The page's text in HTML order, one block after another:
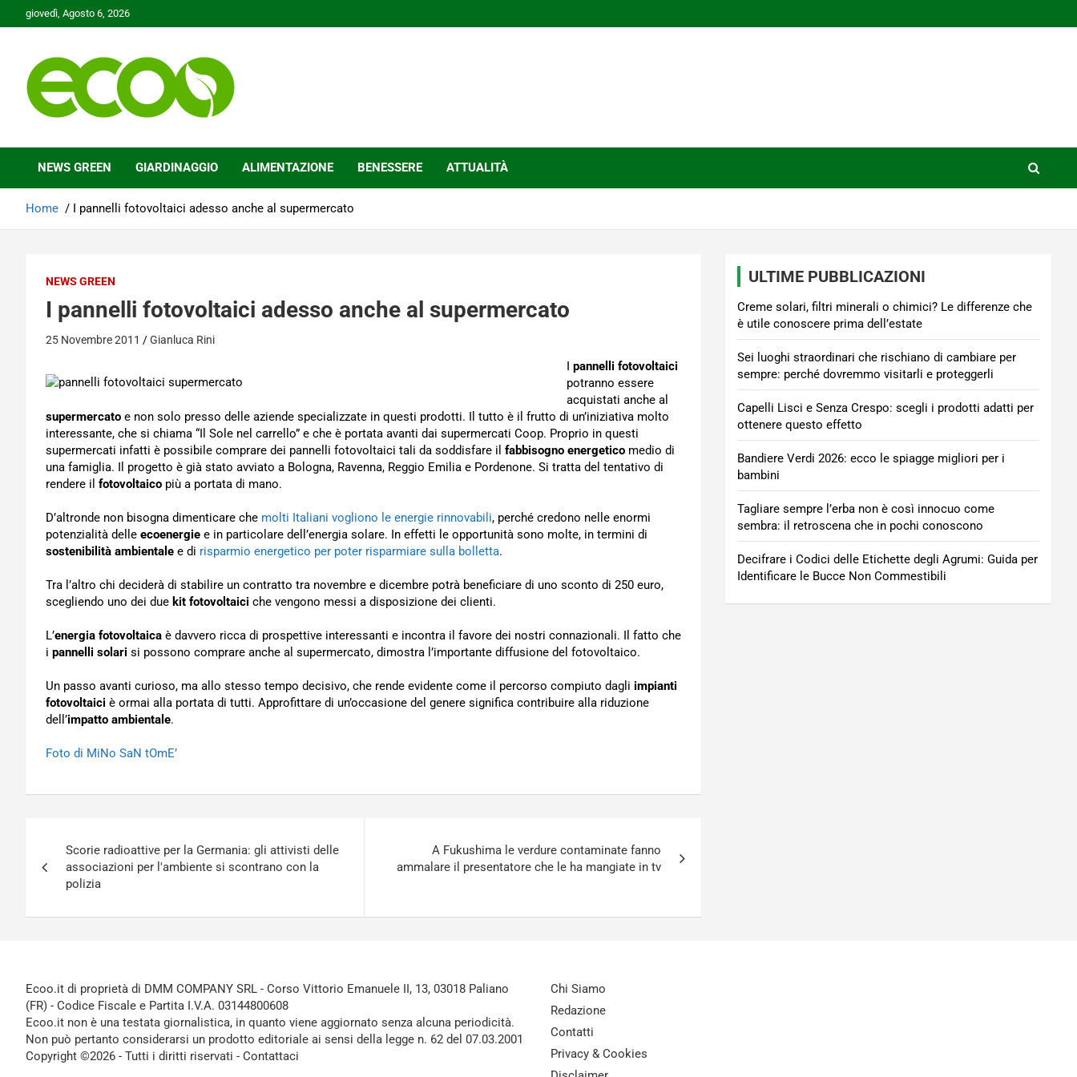
to
giovedì, Agosto 6, 2026
Ecoo.it
NEWS GREEN GIARDINAGGIO ALIMENTAZIONE BENESSERE ATTUALITÀ
Home I pannelli fotovoltaici adesso anche al supermercato
NEWS GREEN
I pannelli fotovoltaici adesso anche al supermercato
25 Novembre 2011 Gianluca Rini
I pannelli fotovoltaici
potranno essere
acquistati anche al
supermercato e non solo presso delle aziende specializzate in questi prodotti. Il tutto è il frutto di un’iniziativa molto
interessante, che si chiama “Il Sole nel carrello” e che è portata avanti dai supermercati Coop. Proprio in questi
supermercati infatti è possibile comprare dei pannelli fotovoltaici tali da soddisfare il fabbisogno energetico medio di
una famiglia. Il progetto è già stato avviato a Bologna, Ravenna, Reggio Emilia e Pordenone. Si tratta del tentativo di
rendere il fotovoltaico più a portata di mano.
D’altronde non bisogna dimenticare che molti Italiani vogliono le energie rinnovabili, perché credono nelle enormi
potenzialità delle ecoenergie e in particolare dell’energia solare. In effetti le opportunità sono molte, in termini di
sostenibilità ambientale e di risparmio energetico per poter risparmiare sulla bolletta.
Tra l’altro chi deciderà di stabilire un contratto tra novembre e dicembre potrà beneficiare di uno sconto di 250 euro,
scegliendo uno dei due kit fotovoltaici che vengono messi a disposizione dei clienti.
L’energia fotovoltaica è davvero ricca di prospettive interessanti e incontra il favore dei nostri connazionali. Il fatto che
i pannelli solari si possono comprare anche al supermercato, dimostra l’importante diffusione del fotovoltaico.
Un passo avanti curioso, ma allo stesso tempo decisivo, che rende evidente come il percorso compiuto dagli impianti
fotovoltaici è ormai alla portata di tutti. Approfittare di un’occasione del genere significa contribuire alla riduzione
dell’impatto ambientale.
Foto di MiNo SaN tOmE’
articoli
Scorie radioattive per la Germania: gli attivisti delle
associazioni per l'ambiente si scontrano con la
polizia
A Fukushima le verdure contaminate fanno
ammalare il presentatore che le ha mangiate in tv
ULTIME PUBBLICAZIONI
Creme solari, filtri minerali o chimici? Le differenze che
è utile conoscere prima dell’estate
Sei luoghi straordinari che rischiano di cambiare per
sempre: perché dovremmo visitarli e proteggerli
Capelli Lisci e Senza Crespo: scegli i prodotti adatti per
ottenere questo effetto
Bandiere Verdi 2026: ecco le spiagge migliori per i
bambini
Tagliare sempre l’erba non è così innocuo come
sembra: il retroscena che in pochi conoscono
Decifrare i Codici delle Etichette degli Agrumi: Guida per
Identificare le Bucce Non Commestibili
Ecoo.it di proprietà di DMM COMPANY SRL - Corso Vittorio Emanuele II, 13, 03018 Paliano
(FR) - Codice Fiscale e Partita I.V.A. 03144800608
Ecoo.it non è una testata giornalistica, in quanto viene aggiornato senza alcuna periodicità.
Non può pertanto considerarsi un prodotto editoriale ai sensi della legge n. 62 del 07.03.2001
Copyright ©2026 - Tutti i diritti riservati - Contattaci
Chi Siamo
Redazione
Contatti
Privacy & Cookies